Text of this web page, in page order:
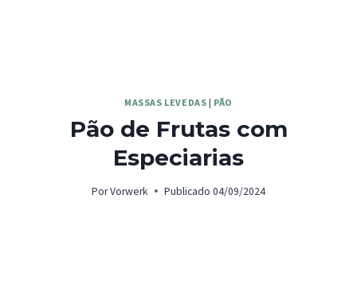
MASSAS LEVEDAS | PÃO
Pão de Frutas com
Especiarias
PorVorwerk Publicado 04/09/2024